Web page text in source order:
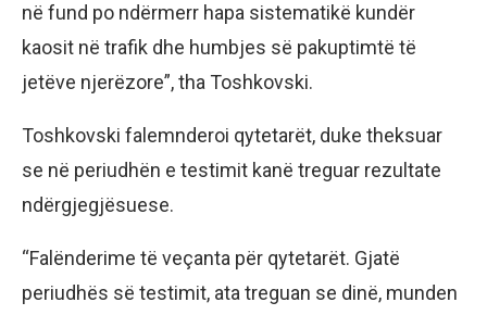
në fund po ndërmerr hapa sistematikë kundër
kaosit në trafik dhe humbjes së pakuptimtë të
jetëve njerëzore”, tha Toshkovski.
Toshkovski falemnderoi qytetarët, duke theksuar
se në periudhën e testimit kanë treguar rezultate
ndërgjegjësuese.
“Falënderime të veçanta për qytetarët. Gjatë
periudhës së testimit, ata treguan se dinë, munden